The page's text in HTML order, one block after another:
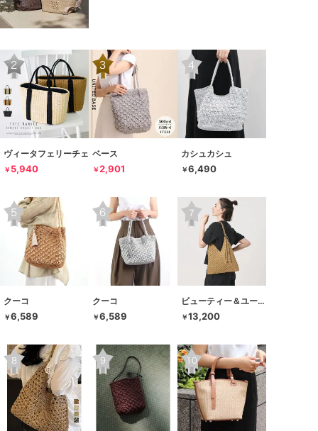
ヴィータフェリーチェ
￥ 5,940
ベース
￥2,901
カシュカシュ
￥6,490
クーコ
￥6,589
クーコ
￥6,589
ビューティー＆ユース ユナイテッドアローズ
￥13,200